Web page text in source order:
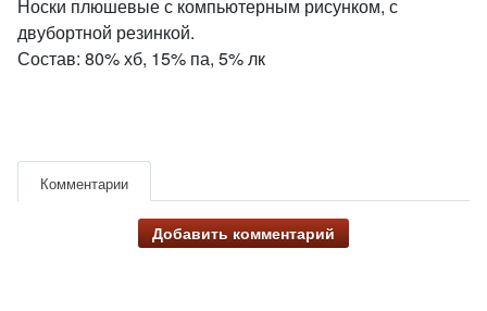
Носки плюшевые с компьютерным рисунком, с
двубортной резинкой.
Состав: 80% хб, 15% па, 5% лк
Комментарии
Добавить комментарий